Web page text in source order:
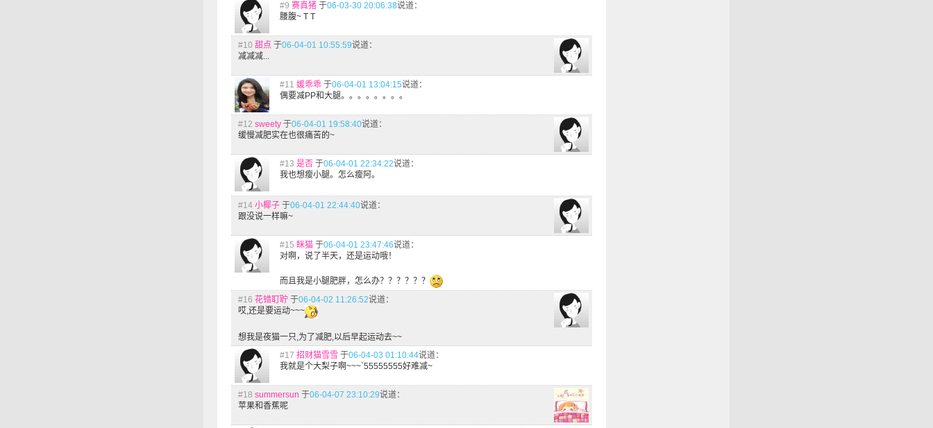
#9 赛真猪 于06-03-30 20:06:38说道：
腰腹~ T T
#10 甜点 于06-04-01 10:55:59说道：
减减减...
#11 媛乖乖 于06-04-01 13:04:15说道：
偶要减PP和大腿。。。。。。。。
#12 sweety 于06-04-01 19:58:40说道：
缓慢减肥实在也很痛苦的~
#13 是否 于06-04-01 22:34:22说道：
我也想瘦小腿。怎么瘦阿。
#14 小椰子 于06-04-01 22:44:40说道：
跟没说一样嘛~
#15 眯猫 于06-04-01 23:47:46说道：
对啊，说了半天，还是运动哦！
而且我是小腿肥胖，怎么办？？？？？？
#16 花错耵聍 于06-04-02 11:26:52说道：
哎,还是要运动~~~
想我是夜猫一只,为了减肥,以后早起运动去~~
#17 招财猫雪雪 于06-04-03 01:10:44说道：
我就是个大梨子啊~~~`55555555好难减~
#18 summersun 于06-04-07 23:10:29说道：
苹果和香蕉呢